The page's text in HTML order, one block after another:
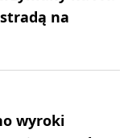
na
wyroki